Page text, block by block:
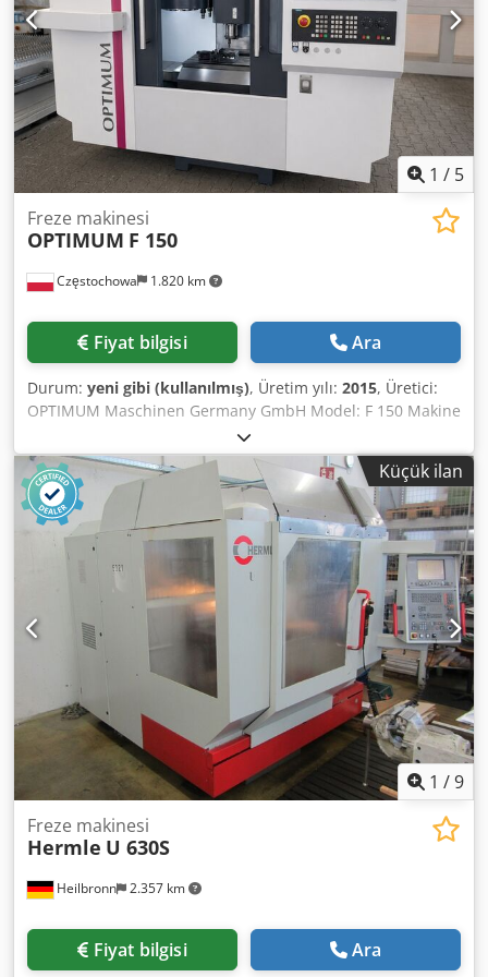
1 / 5
Częstochowa 1.820 km
Freze makinesi
OPTIMUM F 150
Fiyat bilgisi Ara
Durum: yeni gibi (kullanılmış), Üretim yılı: 2015, Üretici:
OPTIMUM Maschinen Germany GmbH Model: F 150 Makine
tipi: 3 eksenli CNC işleme merkezi Seri numarası:
1521211505 Üretim yılı: 2015 Kontrol sistemi: Siemens
Sinumerik 828D X/Y/Z eksen hareket mesafeleri: yaklaşık
750 / 500 / 500 mm Takım tutucu: BT40 Dsdpfxey Ia Uwj
Aipsck Mil gücü: 12 kW Mil gücü S1: 9 kW Toplam güç: 25
kW Elektrik beslemesi: 400 V / 50 Hz T-kanallı iş tablası:
yaklaşık 800 × 450 mm Donanım: Entegre takım değiştirici
Entegre talaş konveyörü Makine ağırlığı: yaklaşık 3520 kg
Küçük ilan
1 /9
Heilbronn 2.357 km
Freze makinesi
Hermle U 630S
Fiyat bilgisi Ara